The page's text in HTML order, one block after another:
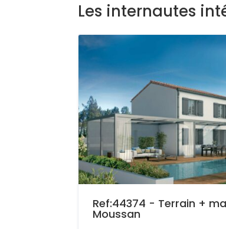
Les internautes
Ref:44374 - Terrain +
Moussan